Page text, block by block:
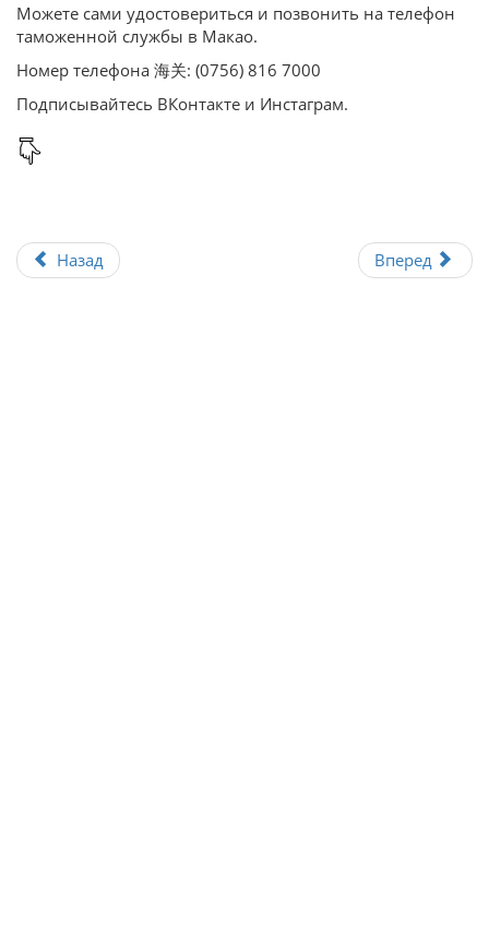
Можете сами удостовериться и позвонить на телефон
таможенной службы в Макао.
Номер телефона 海关: (0756) 816 7000
Подписывайтесь ВКонтакте и Инстаграм.
Назад Вперед